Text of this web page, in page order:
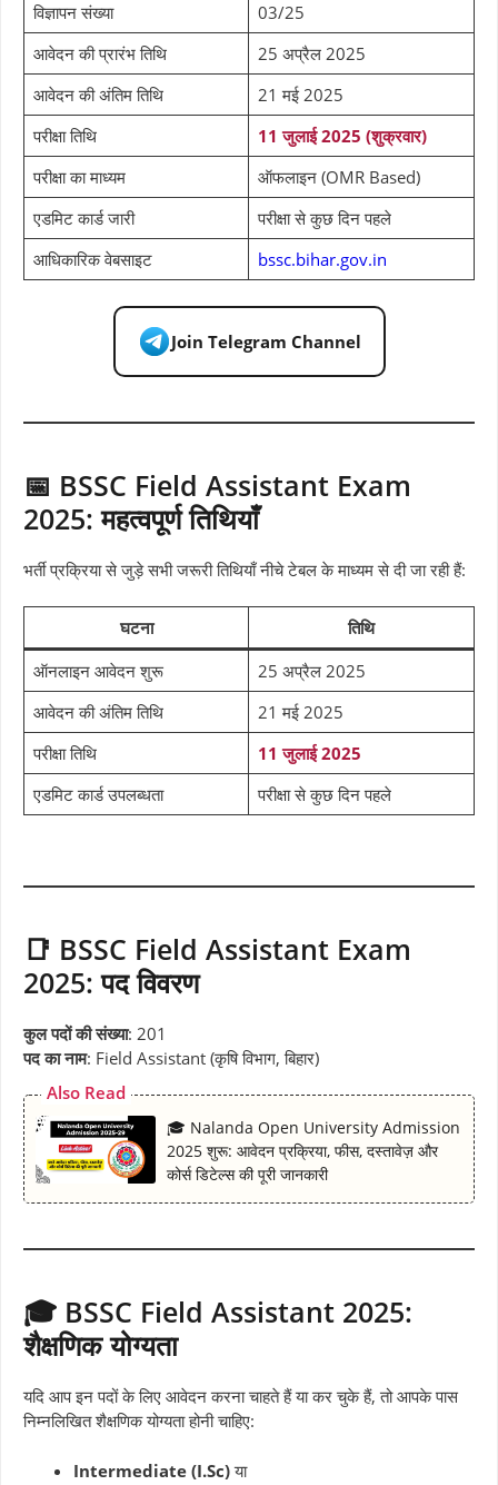
विज्ञापन संख्या
03/25
आवेदन की प्रारंभ तिथि
25 अप्रैल 2025
आवेदन की अंतिम तिथि
21 मई 2025
परीक्षा तिथि
11 जुलाई 2025 (शुक्रवार)
परीक्षा का माध्यम
ऑफलाइन (OMR Based)
एडमिट कार्ड जारी
परीक्षा से कुछ दिन पहले
आधिकारिक वेबसाइट
bssc.bihar.gov.in
Join Telegram Channel
📅 BSSC Field Assistant Exam
2025: महत्वपूर्ण तिथियाँ
भर्ती प्रक्रिया से जुड़े सभी जरूरी तिथियाँ नीचे टेबल के माध्यम से दी जा रही हैं:
घटना
तिथि
ऑनलाइन आवेदन शुरू
25 अप्रैल 2025
आवेदन की अंतिम तिथि
21 मई 2025
परीक्षा तिथि
11 जुलाई 2025
एडमिट कार्ड उपलब्धता
परीक्षा से कुछ दिन पहले
📑 BSSC Field Assistant Exam
2025: पद विवरण
कुल पदों की संख्या: 201
पद का नाम: Field Assistant (कृषि विभाग, बिहार)
Also Read
🎓 Nalanda Open University Admission
2025 शुरू: आवेदन प्रक्रिया, फीस, दस्तावेज़ और
कोर्स डिटेल्स की पूरी जानकारी
🎓 BSSC Field Assistant 2025:
शैक्षणिक योग्यता
यदि आप इन पदों के लिए आवेदन करना चाहते हैं या कर चुके हैं, तो आपके पास
निम्नलिखित शैक्षणिक योग्यता होनी चाहिए:
Intermediate (I.Sc)या